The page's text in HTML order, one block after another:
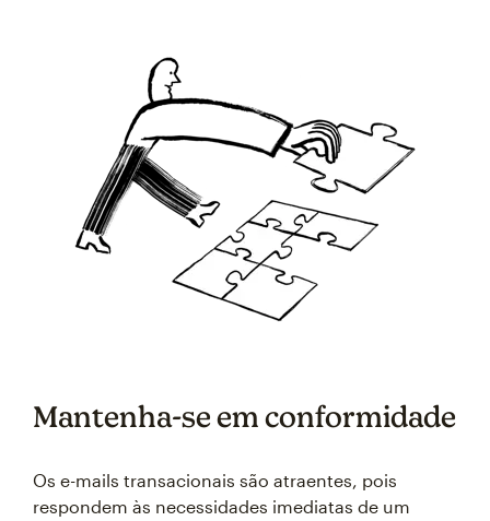
Mantenha-se em conformidade
Os e-mails transacionais são atraentes, pois
respondem às necessidades imediatas de um